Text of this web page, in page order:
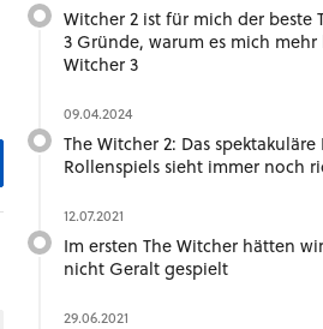
Witcher 2 ist für mich der beste
3 Gründe, warum es mich mehr
Witcher 3
09.04.2024
The Witcher 2: Das
Rollenspiels sieht immer noch
12.07.2021
Im ersten The Witcher hätten
nicht Geralt gespielt
29.06.2021